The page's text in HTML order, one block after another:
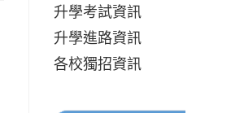
升學考試資訊
升學進路資訊
各校獨招資訊